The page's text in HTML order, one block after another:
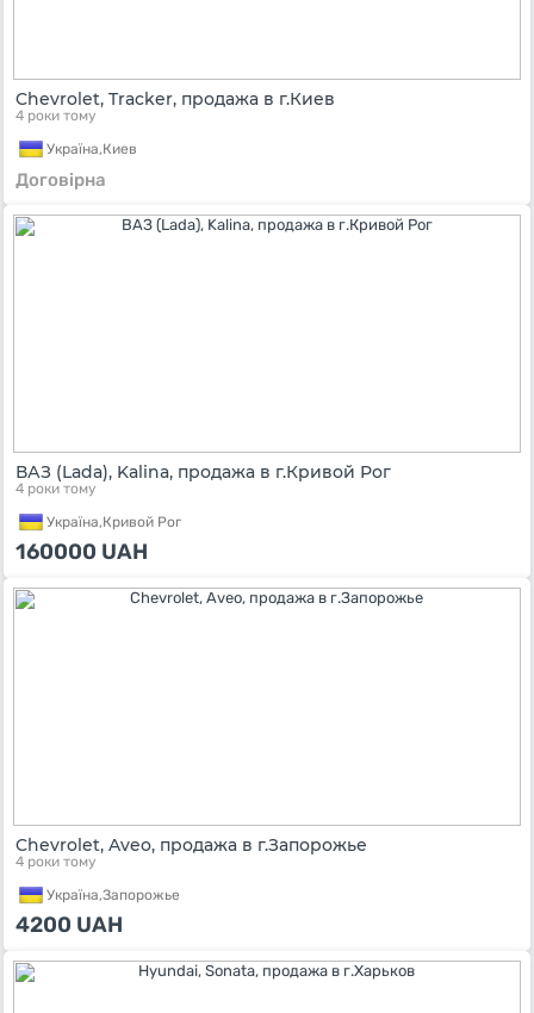
Chevrolet, Tracker, продажа в г.Киев
4 роки тому
Україна,Киев
Договірна
ВАЗ (Lada), Kalina, продажа в г.Кривой Рог
4 роки тому
Україна,Кривой Рог
160000 UAH
Chevrolet, Aveo, продажа в г.Запорожье
4 роки тому
Україна,Запорожье
4200 UAH